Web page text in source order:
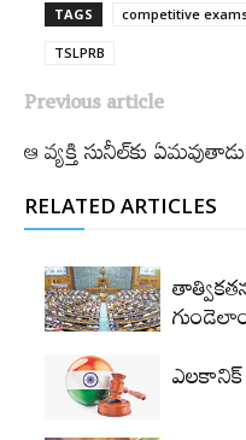
TAGS competitive
TSLPRB
Previous article
ఆ వ్యక్తి సునీల్‌కు
RELATED ARTICLES
ఎలకానిక్‌